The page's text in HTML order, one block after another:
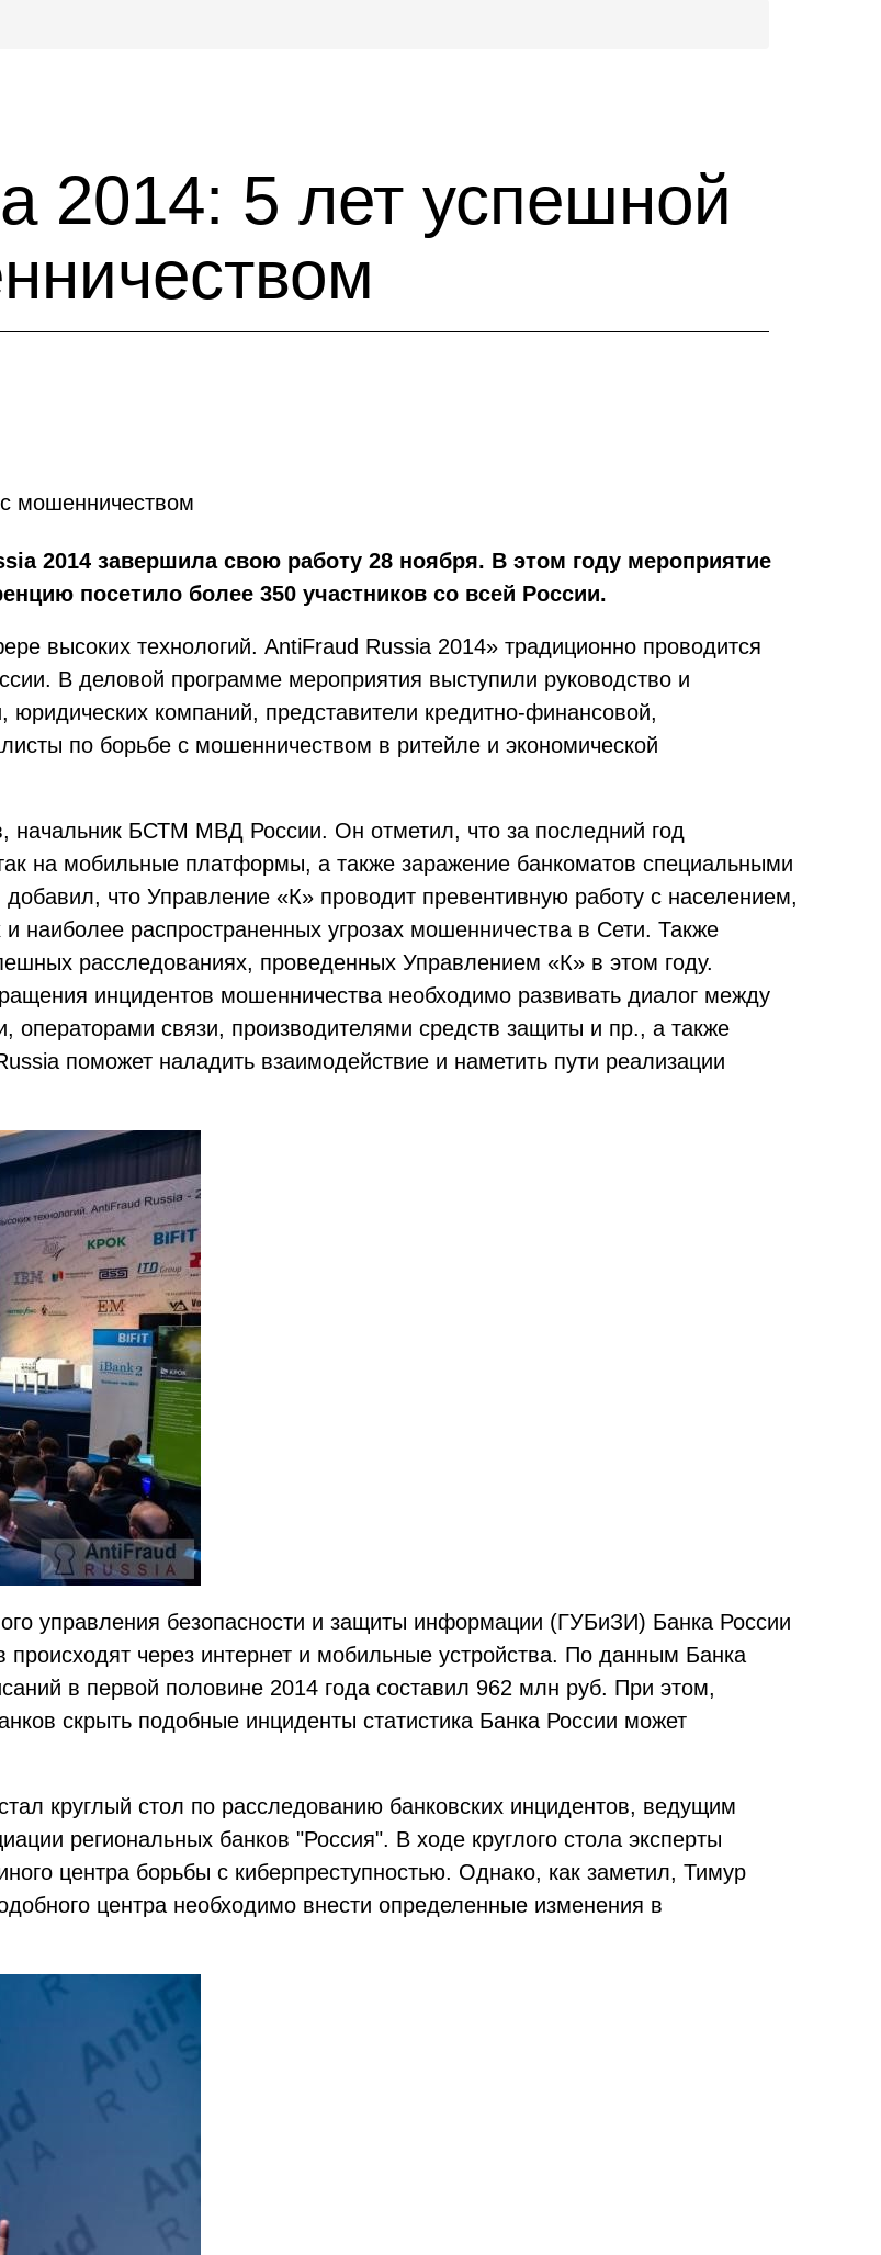
2014: 5 лет успешной
мошенничеством
2014 завершила свою работу 28 ноября. В этом году мероприятие
посетило более 350 участников со всей России.
высоких технологий. AntiFraud Russia 2014» традиционно проводится
В деловой программе мероприятия выступили руководство и
компаний, представители кредитно-финансовой,
по борьбе с мошенничеством в ритейле и экономической
начальник БСТМ МВД России. Он отметил, что за последний год
на мобильные платформы, а также заражение банкоматов специальными
что Управление «К» проводит превентивную работу с населением,
наиболее распространенных угрозах мошенничества в Сети. Также
расследованиях, проведенных Управлением «К» в этом году.
инцидентов мошенничества необходимо развивать диалог между
операторами связи, производителями средств защиты и пр., а также
поможет наладить взаимодействие и наметить пути реализации
управления безопасности и защиты информации (ГУБиЗИ) Банка России
происходят через интернет и мобильные устройства. По данным Банка
в первой половине 2014 года составил 962 млн руб. При этом,
скрыть подобные инциденты статистика Банка России может
круглый стол по расследованию банковских инцидентов, ведущим
региональных банков "Россия". В ходе круглого стола эксперты
центра борьбы с киберпреступностью. Однако, как заметил, Тимур
центра необходимо внести определенные изменения в